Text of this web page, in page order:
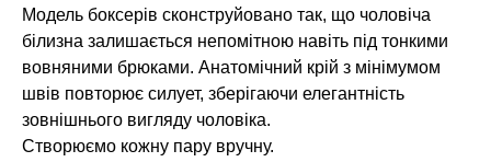
Модель боксерів сконструйовано так, що чоловіча
білизна залишається непомітною навіть під тонкими
вовняними брюками. Анатомічний крій з мінімумом
швів повторює силует, зберігаючи елегантність
зовнішнього вигляду чоловіка.
Створюємо кожну пару вручну.